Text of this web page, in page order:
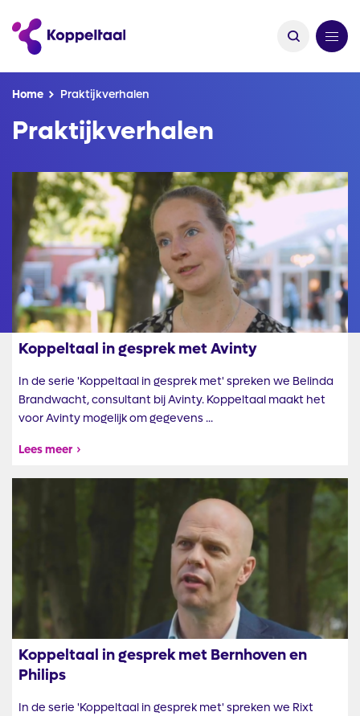
Kruimelpad
Home Praktijkverhalen
Praktijkverhalen
Afbeelding
Koppeltaal in gesprek met Avinty
In de serie 'Koppeltaal in gesprek met' spreken we Belinda
Brandwacht, consultant bij Avinty. Koppeltaal maakt het
voor Avinty mogelijk om gegevens ...
Lees meer
Koppeltaal in gesprek met Bernhoven en
Philips
In de serie 'Koppeltaal in gesprek met' spreken we Rixt